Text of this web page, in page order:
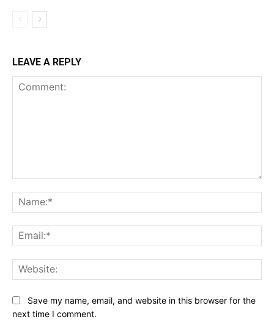
LEAVE A REPLY
Save my name, email, and website in this browser for the
next time I comment.